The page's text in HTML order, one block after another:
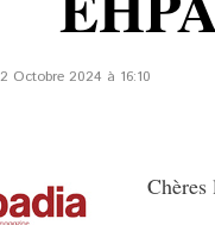
Octobre 2024 à 16:10
Chères